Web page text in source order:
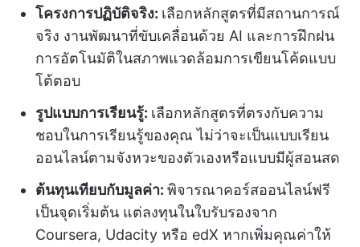
โครงการปฏิบัติจริง: เลือกหลักสูตรที่มีสถานการณ์
จริง งานพัฒนาที่ขับเคลื่อนด้วย AI และการฝึกฝน
การอัตโนมัติในสภาพแวดล้อมการเขียนโค้ดแบบ
โต้ตอบ
รูปแบบการเรียนรู้: เลือกหลักสูตรที่ตรงกับความ
ชอบในการเรียนรู้ของคุณ ไม่ว่าจะเป็นแบบเรียน
ออนไลน์ตามจังหวะของตัวเองหรือแบบมีผู้สอนสด
ต้นทุนเทียบกับมูลค่า: พิจารณาคอร์สออนไลน์ฟรี
เป็นจุดเริ่มต้น แต่ลงทุนในใบรับรองจาก
Coursera, Udacity หรือ edX หากเพิ่มคุณค่าให้